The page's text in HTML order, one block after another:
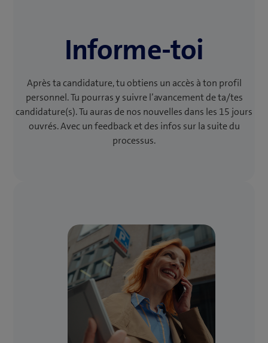
Informe-toi
Après ta candidature, tu obtiens un accès à ton profil
personnel. Tu pourras y suivre l’avancement de ta/tes
candidature(s). Tu auras de nos nouvelles dans les 15 jours
ouvrés. Avec un feedback et des infos sur la suite du
processus.